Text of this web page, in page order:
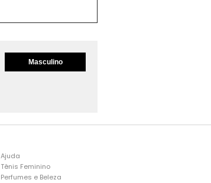
Masculino
Ajuda
Tênis Feminino
Perfumes e Beleza